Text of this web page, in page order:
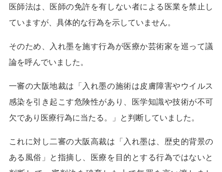
医師法は、医師の免許を有しない者による医業を禁止し
ていますが、具体的な行為を示していません。
そのため、入れ墨を施す行為が医療か芸術家を巡って議
論を呼んでいました。
一審の大阪地裁は「入れ墨の施術は皮膚障害やウイルス
感染を引き起こす危険性があり、医学知識や技術が不可
欠であり医療行為に当たる。」と判断していました。
これに対し二審の大阪高裁は「入れ墨は、歴史的背景の
ある風俗」と指摘し、医療を目的とする行為ではないと